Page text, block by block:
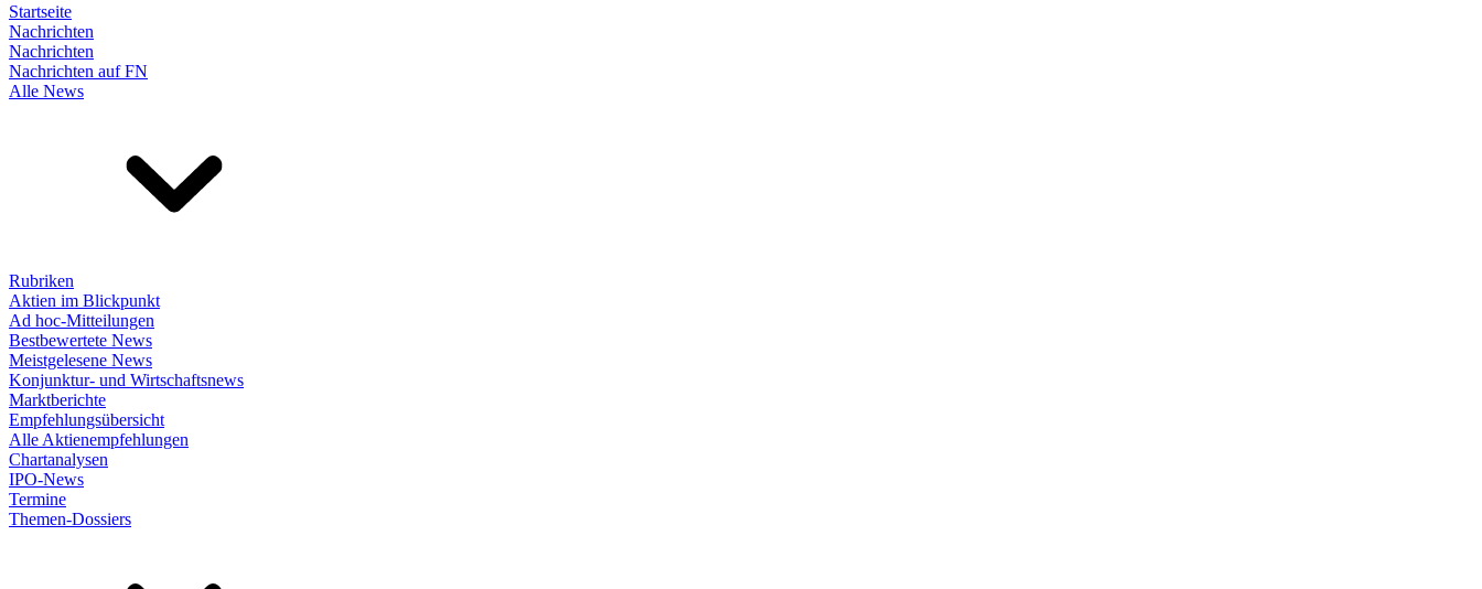
Startseite
Nachrichten
Nachrichten
Nachrichten auf FN
Alle News
Rubriken
Aktien im Blickpunkt
Ad hoc-Mitteilungen
Bestbewertete News
Meistgelesene News
Konjunktur- und Wirtschaftsnews
Marktberichte
Empfehlungsübersicht
Alle Aktienempfehlungen
Chartanalysen
IPO-News
Termine
Themen-Dossiers